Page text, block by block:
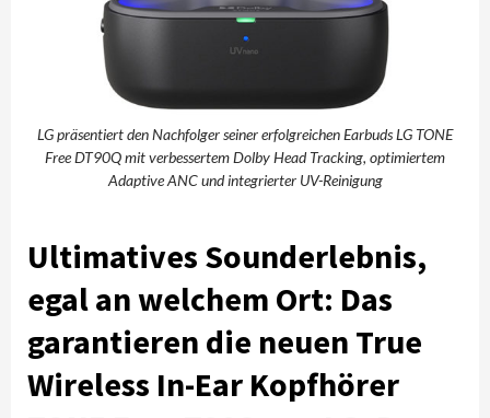
LG präsentiert den Nachfolger seiner erfolgreichen Earbuds LG TONE
Free DT90Q mit verbessertem Dolby Head Tracking, optimiertem
Adaptive ANC und integrierter UV-Reinigung
Ultimatives Sounderlebnis,
egal an welchem Ort: Das
garantieren die neuen True
Wireless In-Ear Kopfhörer